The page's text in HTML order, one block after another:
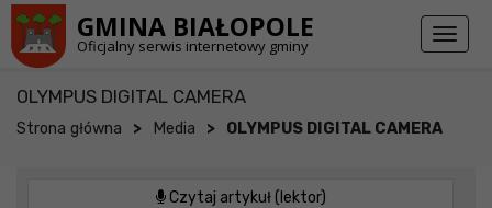
GMINA BIAŁOPOLE
Oficjalny serwis internetowy gminy
Toggle
OLYMPUS DIGITAL CAMERA
Strona główna > Media > OLYMPUS DIGITAL CAMERA
Czytaj artykuł (lektor)